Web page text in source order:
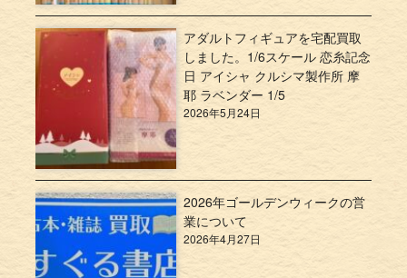
アダルトフィギュアを宅配買取
しました。1/6スケール 恋糸記念
日 アイシャ クルシマ製作所 摩
耶 ラベンダー 1/5
2026年5月24日
2026年ゴールデンウィークの営
業について
2026年4月27日